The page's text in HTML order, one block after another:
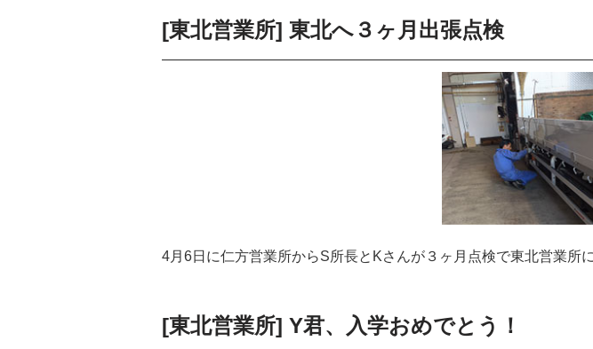
[東北営業所] 東北へ３ヶ月出張点検
4月6日に仁方営業所からS所長とKさんが３ヶ月点検で東北営業所
[東北営業所] Y君、入学おめでとう！